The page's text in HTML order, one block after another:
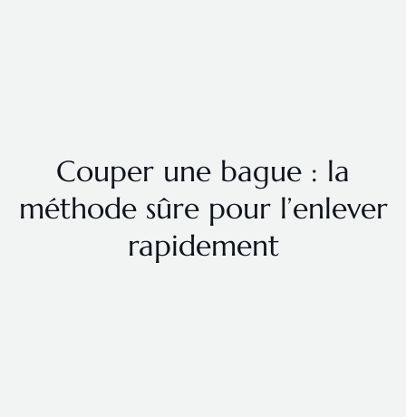
Couper une bague : la
méthode sûre pour l’enlever
rapidement